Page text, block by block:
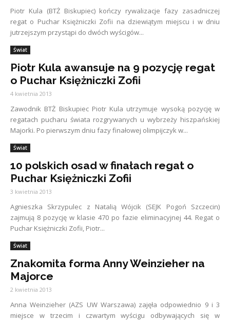
Piotr Kula (BTŻ Biskupiec) kończy rywalizacje fazy zasadniczej
regat o Puchar Księżniczki Zofii na dziewiątym miejscu i w dniu
jutrzejszym przystąpi do dwóch wyścigów...
Świat
Piotr Kula awansuje na 9 pozycję regat
o Puchar Księżniczki Zofii
4 kwietnia 2013
Zawodnik BTŻ Biskupiec Piotr Kula utrzymuje wysoką pozycję w
regatach pucharu świata rozgrywanych u wybrzeży hiszpańskiej
Majorki. Po pierwszym dniu fazy finałowej olimpijczyk w...
Świat
10 polskich osad w finałach regat o
Puchar Księżniczki Zofii
3 kwietnia 2013
Agnieszka Skrzypulec z Natalią Wójcik (SEJK Pogoń Szczecin)
zajmują 8 pozycję w klasie 470 po fazie eliminacyjnej 44. Regat o
Puchar Księżniczki Zofii, Piotr...
Świat
Znakomita forma Anny Weinzieher na
Majorce
2 kwietnia 2013
Anna Weinzieher (AZS UW Warszawa) zajęła odpowiednio 9 i 3
miejsce w trzecim i czwartym wyścigu odbywających się w